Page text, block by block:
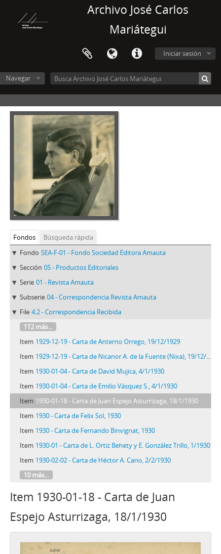
Archivo José Carlos
Mariátegui
Iniciar sesión
Navegar
Fondos
Búsqueda rápida
Fondo SEA-F-01 - Fondo Sociedad Editora Amauta
Sección 05 - Productos Editoriales
Serie 01 - Revista Amauta
Subserie 04 - Correspondencia Revista Amauta
File 4.2 - Correspondencia Recibida
112 más...
Item 1929-12-19 - Carta de Anterno Orrego, 19/12/1929
Item 1929-12-19 - Carta de Nicanor A. de la Fuente (Nixa), 19/12/1929
Item 1930-01-04 - Carta de David Mujica, 4/1/1930
Item 1930-01-04 - Carta de Emilio Vásquez S., 4/1/1930
Item 1930-01-18 - Carta de Juan Espejo Asturrizaga, 18/1/1930
Item 1930 - Carta de Felix Sol, 1930
Item 1930 - Carta de Fernando Binvignat, 1930
Item 1930-01 - Carta de L. Ortiz Behety y E. González Trillo, 1/1930
Item 1930-02-02 - Carta de Héctor A. Cano, 2/2/1930
10 más...
Item 1930-01-18 - Carta de Juan
Espejo Asturrizaga, 18/1/1930